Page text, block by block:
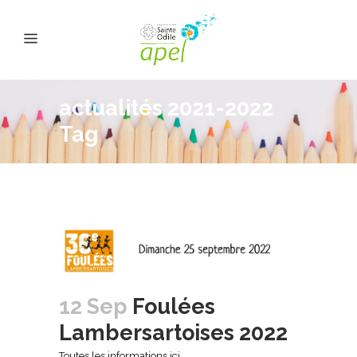
actualités 2021-2022
Tag
12 Sep Foulées
Lambersartoises 2022